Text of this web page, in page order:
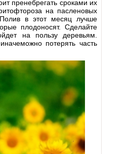
пренебрегать сроками их
на пасленовых
в этот месяц лучше
плодоносят. Сделайте
на пользу деревьям.
потерять часть